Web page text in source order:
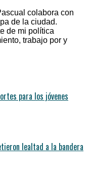
colabora con
de la ciudad.
de mi política
trabajo por y
para los jóvenes
lealtad a la bandera